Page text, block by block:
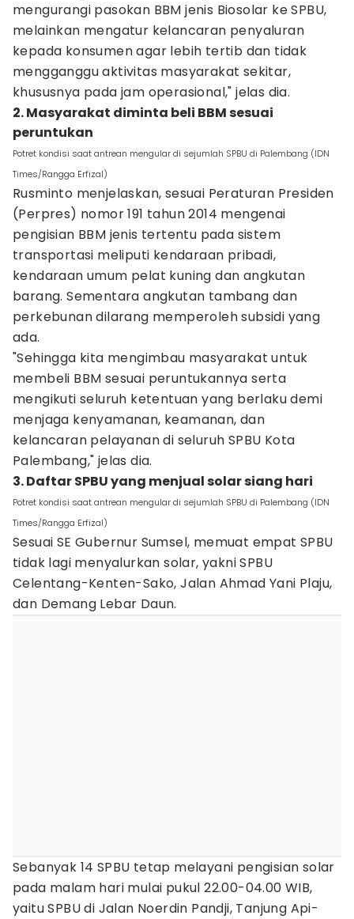
mengurangi pasokan BBM jenis Biosolar ke SPBU,
melainkan mengatur kelancaran penyaluran
kepada konsumen agar lebih tertib dan tidak
mengganggu aktivitas masyarakat sekitar,
khususnya pada jam operasional," jelas dia.
2. Masyarakat diminta beli BBM sesuai
peruntukan
Potret kondisi saat antrean mengular di sejumlah SPBU di Palembang (IDN
Times/Rangga Erfizal)
Rusminto menjelaskan, sesuai Peraturan Presiden
(Perpres) nomor 191 tahun 2014 mengenai
pengisian BBM jenis tertentu pada sistem
transportasi meliputi kendaraan pribadi,
kendaraan umum pelat kuning dan angkutan
barang. Sementara angkutan tambang dan
perkebunan dilarang memperoleh subsidi yang
ada.
"Sehingga kita mengimbau masyarakat untuk
membeli BBM sesuai peruntukannya serta
mengikuti seluruh ketentuan yang berlaku demi
menjaga kenyamanan, keamanan, dan
kelancaran pelayanan di seluruh SPBU Kota
Palembang," jelas dia.
3. Daftar SPBU yang menjual solar siang hari
Potret kondisi saat antrean mengular di sejumlah SPBU di Palembang (IDN
Times/Rangga Erfizal)
Sesuai SE Gubernur Sumsel, memuat empat SPBU
tidak lagi menyalurkan solar, yakni SPBU
Celentang-Kenten-Sako, Jalan Ahmad Yani Plaju,
dan Demang Lebar Daun.
Sebanyak 14 SPBU tetap melayani pengisian solar
pada malam hari mulai pukul 22.00-04.00 WIB,
yaitu SPBU di Jalan Noerdin Pandji, Tanjung Api-